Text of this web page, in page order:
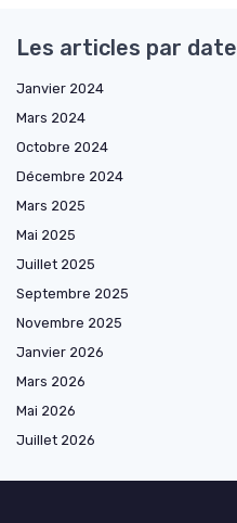
Les articles par date
Janvier 2024
Mars 2024
Octobre 2024
Décembre 2024
Mars 2025
Mai 2025
Juillet 2025
Septembre 2025
Novembre 2025
Janvier 2026
Mars 2026
Mai 2026
Juillet 2026